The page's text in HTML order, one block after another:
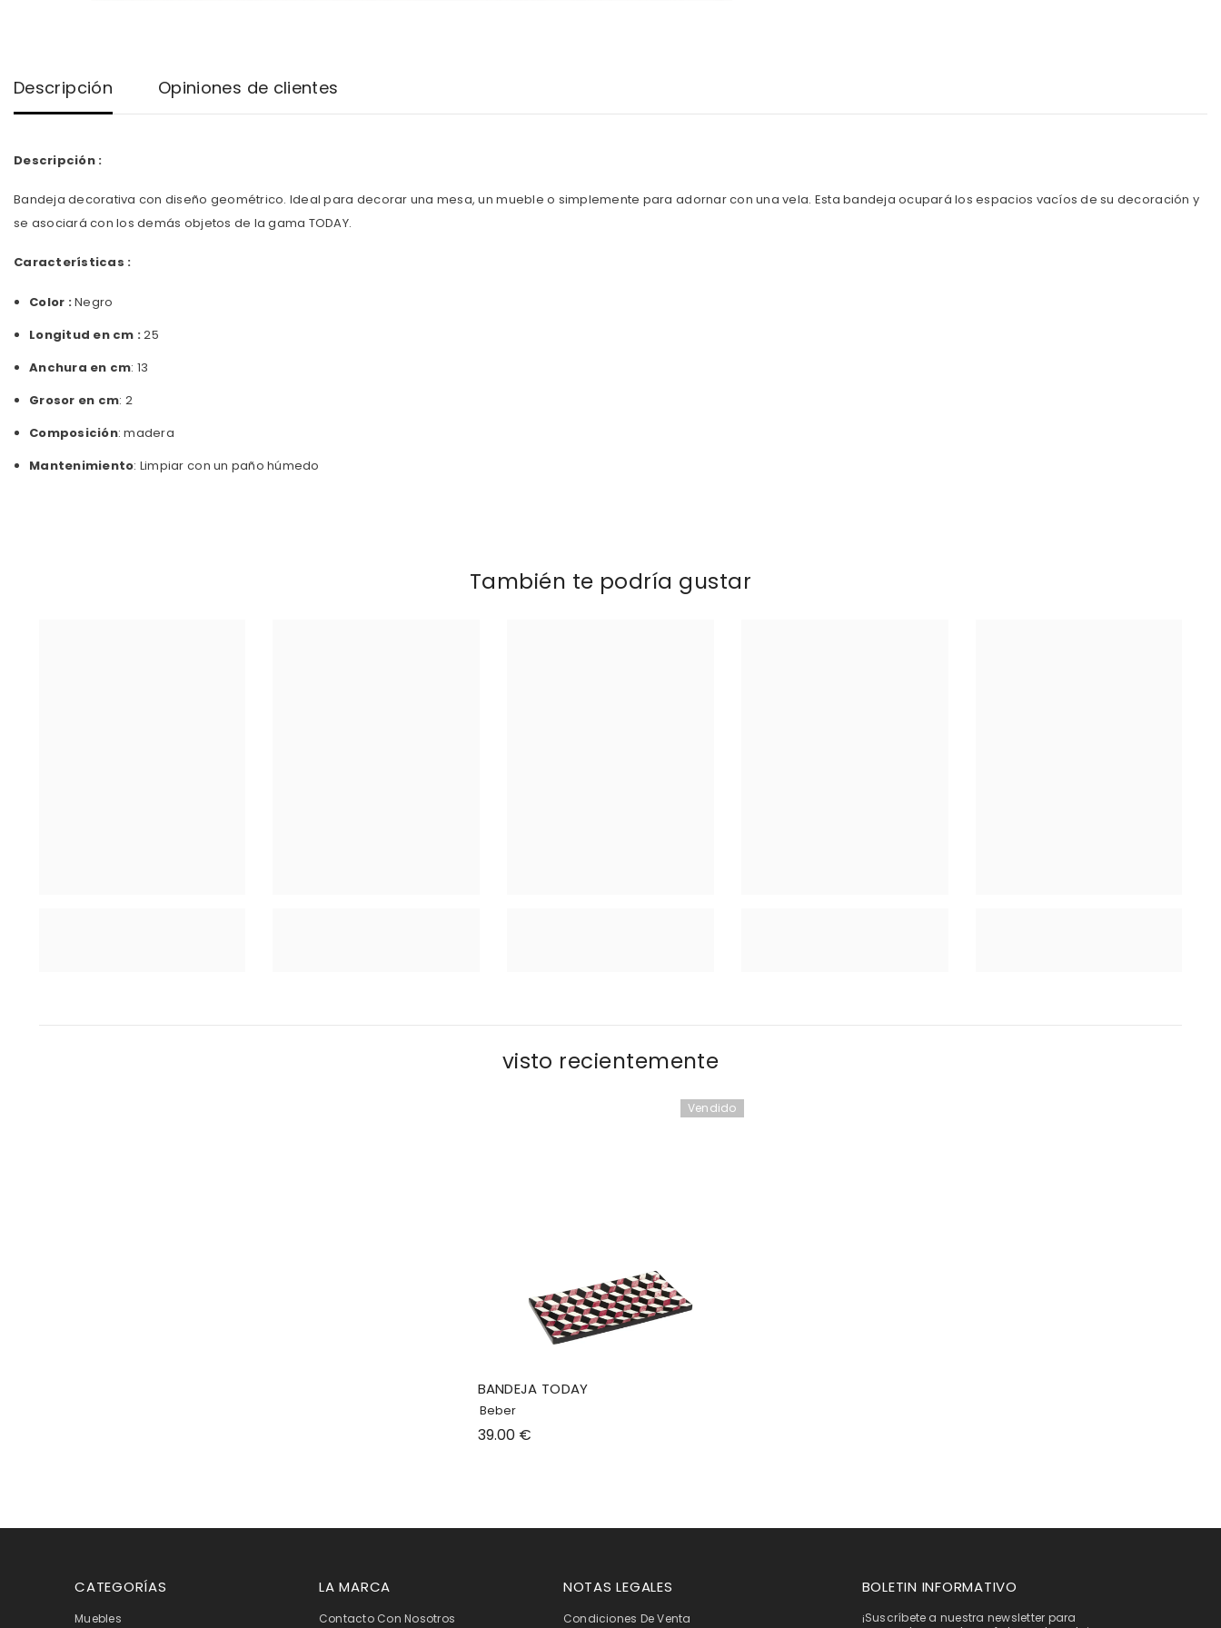
Descripción Opiniones de clientes
Descripción :
Bandeja decorativa con diseño geométrico. Ideal para decorar una mesa, un mueble o simplemente para adornar con una vela. Esta bandeja ocupará los espacios vacíos de su decoración y
se asociará con los demás objetos de la gama TODAY.
Características :
Color :Negro
Longitud en cm :25
Anchura en cm: 13
Grosor en cm: 2
Composición: madera
Mantenimiento: Limpiar con un paño húmedo
También te podría gustar
visto recientemente
Vendido
BANDEJA TODAY
Beber
39.00 €
CATEGORÍAS
Muebles
LA MARCA
Contacto Con Nosotros
NOTAS LEGALES
Condiciones De Venta
BOLETIN INFORMATIVO
¡Suscríbete a nuestra newsletter para